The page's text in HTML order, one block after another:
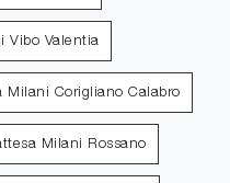
Vibo Valentia
Milani Corigliano Calabro
Milani Rossano